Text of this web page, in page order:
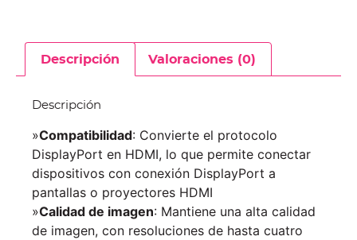
Descripción Valoraciones (0)
Descripción
»Compatibilidad: Convierte el protocolo
DisplayPort en HDMI, lo que permite conectar
dispositivos con conexión DisplayPort a
pantallas o proyectores HDMI
»Calidad de imagen: Mantiene una alta calidad
de imagen, con resoluciones de hasta cuatro